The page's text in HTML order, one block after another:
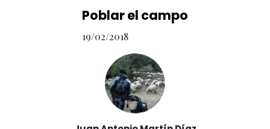
Poblar el campo
19/02/2018